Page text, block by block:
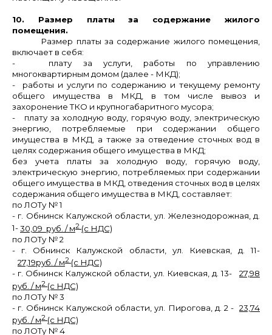
10. Размер платы за содержание жилого
помещения.
Размер платы за содержание жилого помещения,
включает в себя:
- плату за услуги, работы по управлению
многоквартирным домом (далее - МКД);
- работы и услуги по содержанию и текущему ремонту
общего имущества в
МКД, в том числе вывоз и
захоронение ТКО и крупногабаритного мусора;
- плату за холодную воду, горячую воду, электрическую
энергию, потребляемые при содержании общего
имущества в МКД, а также за отведение сточных вод в
целях содержания общего имущества в МКД;
без учета платы за холодную воду, горячую воду,
электрическую энергию, потребляемых при содержании
общего имущества в МКД, отведения сточных вод в целях
содержания общего имущества в МКД, составляет:
по ЛОТу № 1
- г. Обнинск Калужской области, ул. Железнодорожная, д.
1-30,09 руб. / м2 (с НДС)
по ЛОТу № 2
- г. Обнинск Калужской области, ул. Киевская, д. 11-
27,19руб. / м2 (с НДС)
- г. Обнинск Калужской области, ул. Киевская, д. 13-
27,98
руб. / м2 (с НДС)
по ЛОТу № 3
- г. Обнинск Калужской области, ул. Пирогова, д. 2 - 23,74
руб. / м2 (с НДС)
по ЛОТу № 4